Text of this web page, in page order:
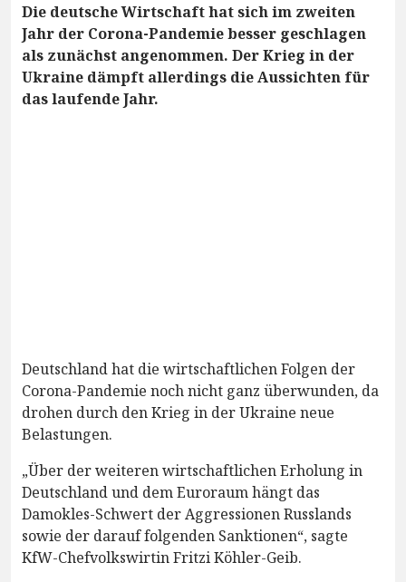
Die deutsche Wirtschaft hat sich im zweiten
Jahr der Corona-Pandemie besser geschlagen
als zunächst angenommen. Der Krieg in der
Ukraine dämpft allerdings die Aussichten für
das laufende Jahr.
Deutschland hat die wirtschaftlichen Folgen der
Corona-Pandemie noch nicht ganz überwunden, da
drohen durch den Krieg in der Ukraine neue
Belastungen.
„Über der weiteren wirtschaftlichen Erholung in
Deutschland und dem Euroraum hängt das
Damokles-Schwert der Aggressionen Russlands
sowie der darauf folgenden Sanktionen“, sagte
KfW-Chefvolkswirtin Fritzi Köhler-Geib.